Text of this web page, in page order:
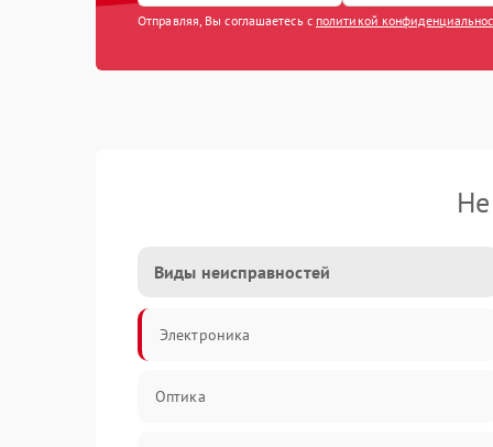
Отправляя, Вы соглашаетесь с политикой
Виды неисправностей
Электроника
Оптика